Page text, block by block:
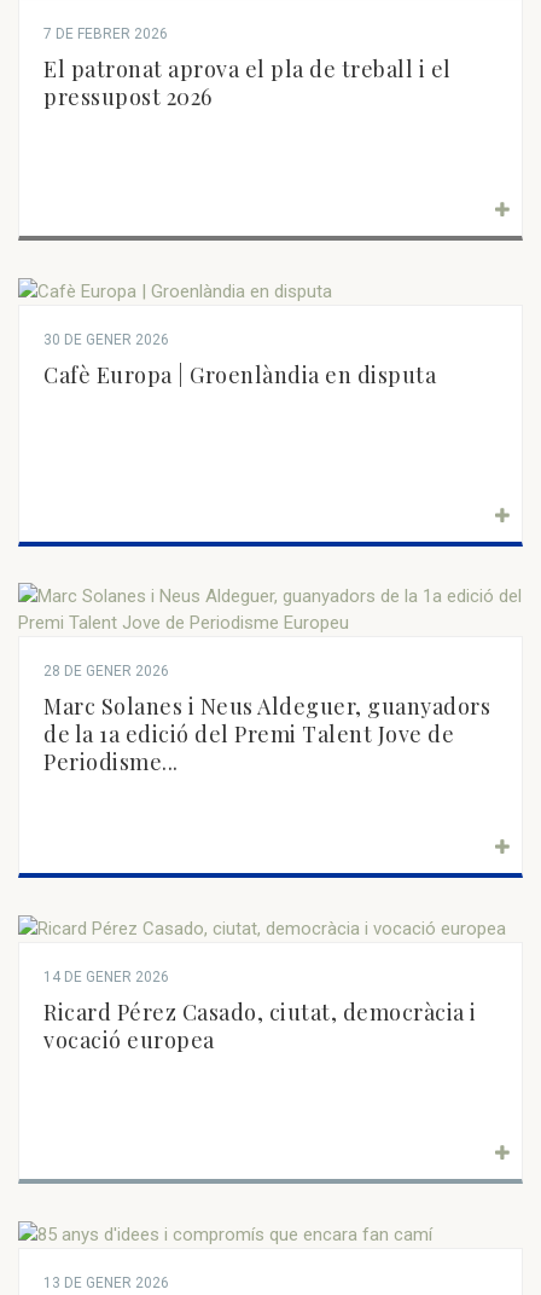
7 DE FEBRER 2026
El patronat aprova el pla de treball i el
pressupost 2026
30 DE GENER 2026
Cafè Europa | Groenlàndia en disputa
28 DE GENER 2026
Marc Solanes i Neus Aldeguer, guanyadors
de la 1a edició del Premi Talent Jove de
Periodisme...
14 DE GENER 2026
Ricard Pérez Casado, ciutat, democràcia i
vocació europea
13 DE GENER 2026